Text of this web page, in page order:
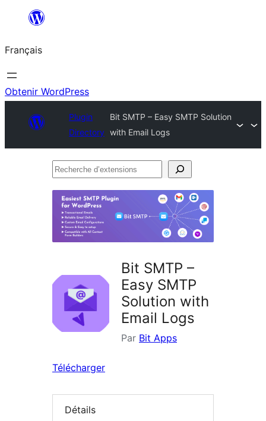
contenu
Français
Obtenir WordPress
Plugin
Directory
Bit SMTP – Easy SMTP Solution
with Email Logs
Recherche
Bit SMTP –
Easy SMTP
Solution with
Email Logs
Par Bit Apps
Télécharger
Détails